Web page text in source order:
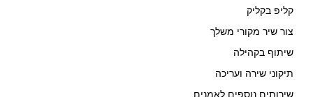
קליפ בקליק
צור שיר מקורי משלך
שיתוף בקהילה
תיקוני שירה ועריכה
שירותים נוספים לאמנים